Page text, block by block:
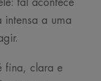
tal acontece
intensa a uma
fina, clara e